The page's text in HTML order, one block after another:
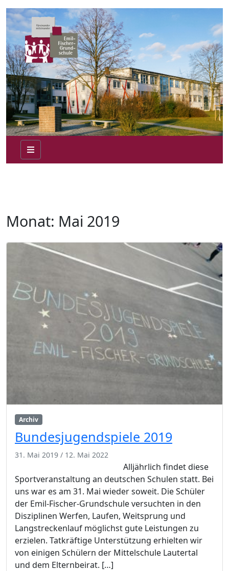
Monat: Mai 2019
Archiv
Bundesjugendspiele 2019
31. Mai 2019 / 12. Mai 2022
Alljährlich findet diese
Sportveranstaltung an deutschen Schulen statt. Bei
uns war es am 31. Mai wieder soweit. Die Schüler
der Emil-Fischer-Grundschule versuchten in den
Disziplinen Werfen, Laufen, Weitsprung und
Langstreckenlauf möglichst gute Leistungen zu
erzielen. Tatkräftige Unterstützung erhielten wir
von einigen Schülern der Mittelschule Lautertal
und dem Elternbeirat. […]